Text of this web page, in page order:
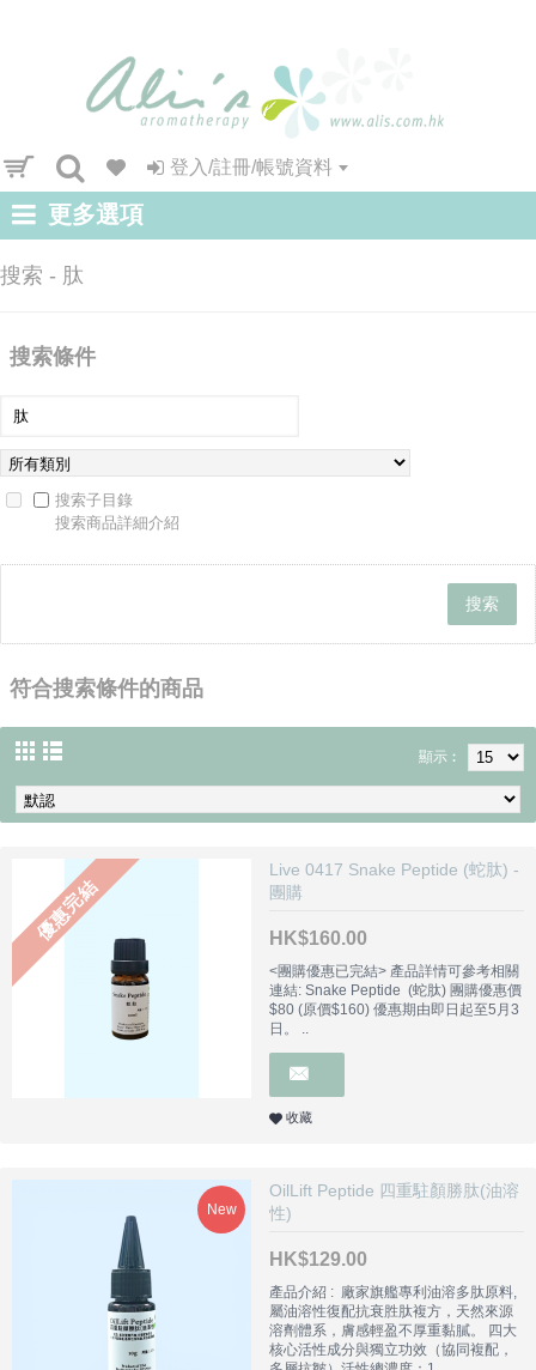
登入/註冊/帳號資料
更多選項
搜索 - 肽
搜索條件
搜索子目錄
搜索商品詳細介紹
符合搜索條件的商品
顯示︰
優惠完結
Live 0417 Snake Peptide (蛇肽) -
團購
HK$160.00
<團購優惠已完結> 產品詳情可參考相關
連結: Snake Peptide (蛇肽) 團購優惠價
$80 (原價$160) 優惠期由即日起至5月3
日。 ..
收藏
New
OilLift Peptide 四重駐顏勝肽(油溶
性)
HK$129.00
產品介紹 : 廠家旗艦專利油溶多肽原料,
屬油溶性復配抗衰胜肽複方，天然來源
溶劑體系，膚感輕盈不厚重黏膩。 四大
核心活性成分與獨立功效（協同複配，